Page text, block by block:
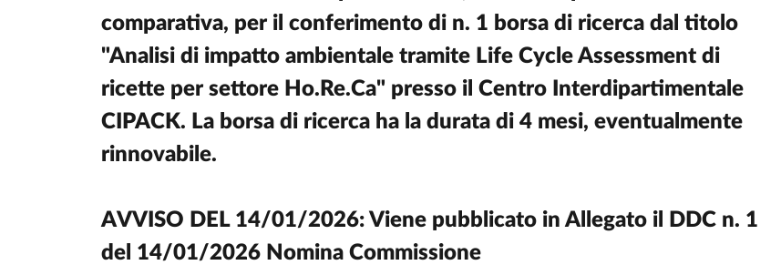
comparativa, per il conferimento di n. 1 borsa di ricerca dal titolo
"Analisi di impatto ambientale tramite Life Cycle Assessment di
ricette per settore Ho.Re.Ca" presso il Centro Interdipartimentale
CIPACK. La borsa di ricerca ha la durata di 4 mesi, eventualmente
rinnovabile.
AVVISO DEL 14/01/2026: Viene pubblicato in Allegato il DDC n. 1
del 14/01/2026 Nomina Commissione